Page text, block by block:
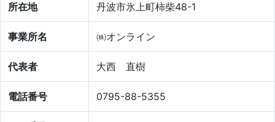
所在地 丹波市氷上町柿柴48-1
事業所名 ㈱オンライン
代表者 大西 直樹
電話番号 0795-88-5355